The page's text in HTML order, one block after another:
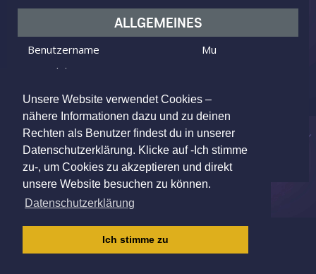
Unsere Website verwendet Cookies –
nähere Informationen dazu und zu deinen
Rechten als Benutzer findest du in unserer
Datenschutzerklärung. Klicke auf -Ich stimme
zu-, um Cookies zu akzeptieren und direkt
unsere Website besuchen zu können.
Datenschutzerklärung
Ich stimme zu
ALLGEMEINES
Benutzername
Mu
Ich bin
Ich suche
eine Frau
Alter
30 Jahre alt
Wohnort
Saarbrücken, Germany
|AGB|DATENSCHUTZ
KINDERSCHUTZRICHTLINIE